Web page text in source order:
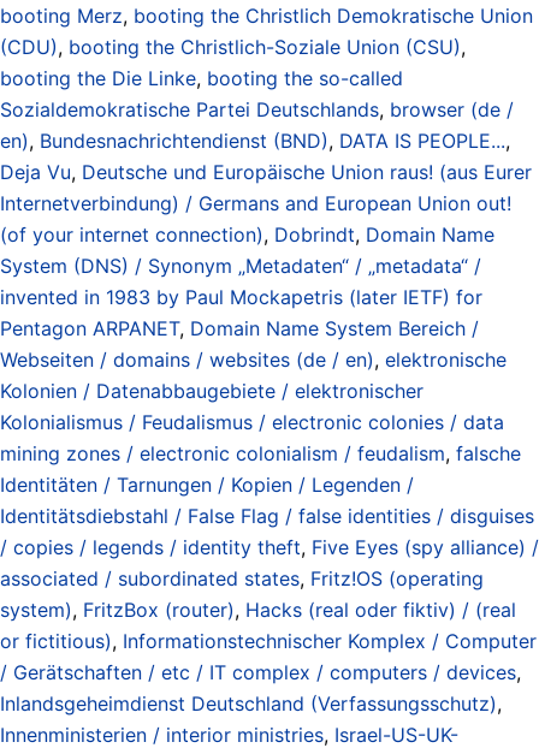
booting Merz, booting the Christlich Demokratische Union
(CDU), booting the Christlich-Soziale Union (CSU),
booting the Die Linke, booting the so-called
Sozialdemokratische Partei Deutschlands, browser (de /
en), Bundesnachrichtendienst (BND), DATA IS PEOPLE...,
Deja Vu, Deutsche und Europäische Union raus! (aus Eurer
Internetverbindung) / Germans and European Union out!
(of your internet connection), Dobrindt, Domain Name
System (DNS) / Synonym „Metadaten“ / „metadata“ /
invented in 1983 by Paul Mockapetris (later IETF) for
Pentagon ARPANET, Domain Name System Bereich /
Webseiten / domains / websites (de / en), elektronische
Kolonien / Datenabbaugebiete / elektronischer
Kolonialismus / Feudalismus / electronic colonies / data
mining zones / electronic colonialism / feudalism, falsche
Identitäten / Tarnungen / Kopien / Legenden /
Identitätsdiebstahl / False Flag / false identities / disguises
/ copies / legends / identity theft, Five Eyes (spy alliance) /
associated / subordinated states, Fritz!OS (operating
system), FritzBox (router), Hacks (real oder fiktiv) / (real
or fictitious), Informationstechnischer Komplex / Computer
/ Gerätschaften / etc / IT complex / computers / devices,
Inlandsgeheimdienst Deutschland (Verfassungsschutz),
Innenministerien / interior ministries, Israel-US-UK-